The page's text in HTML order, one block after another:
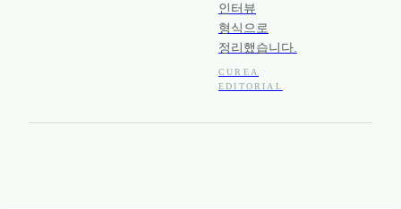
인터뷰
형식으로
정리했습니다.
CUREA
EDITORIAL